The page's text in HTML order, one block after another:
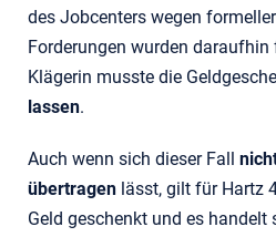
des Jobcenters wegen
Forderungen wurden
Klägerin musste die
lassen.
Auch wenn sich dieser Fall
übertragen lässt, gilt für Hartz
Geld geschenkt und es handelt